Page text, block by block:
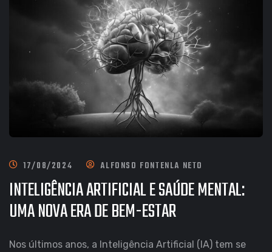
17/08/2024 ALFONSO FONTENLA NETO
INTELIGÊNCIA ARTIFICIAL E SAÚDE MENTAL:
UMA NOVA ERA DE BEM-ESTAR
Nos últimos anos, a Inteligência Artificial (IA) tem se